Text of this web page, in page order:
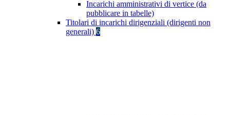
Incarichi amministrativi di vertice (da
pubblicare in tabelle)
Titolari di incarichi dirigenziali (dirigenti non
generali) 6